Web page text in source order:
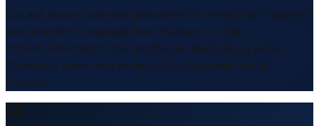
Die auf dieser Seite dargestellten Informationen basieren
auf öffentlich zugänglichen Transport- und
Infrastrukturdaten. Die logistische Bedeutung eines
Standorts kann sich ändern. Alle Angaben ohne
Gewähr.